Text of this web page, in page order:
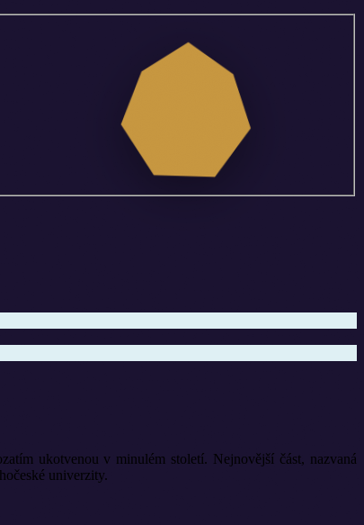
ukotvenou v minulém století. Nejnovější část, nazvaná
univerzity.